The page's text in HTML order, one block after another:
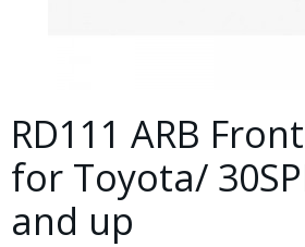
RD111 ARB
for Toyota/
and up